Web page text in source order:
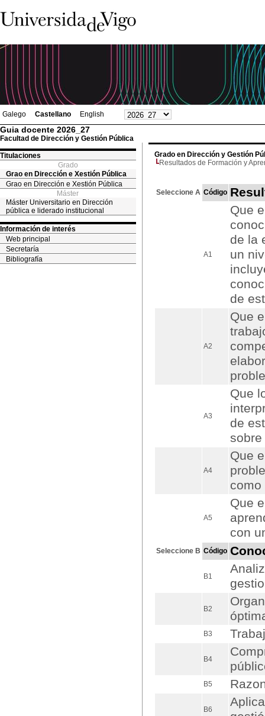
Galego Castellano English
Guia docente 2026_27
Facultad de Dirección y Gestión Pública
Titulaciones
Grado
Grao en Dirección e Xestión Pública
Grao en Dirección e Xestión Pública
Máster
Máster Universitario en Dirección
pública e liderado institucional
Información de interés
Web principal
Secretaría
Bibliografía
Grado en Dirección y Gestión
Resultados de Formación y
Seleccione A Código
A1
Que
de la
un
de
A2
Que
A3
Que
de
A4
Que
A5
Que
con
Seleccione B Código
B1
B2
B3
B4
B5
B6